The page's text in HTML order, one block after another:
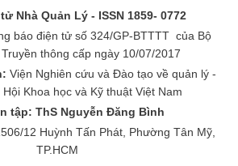
Nhà Quản Lý - ISSN 1859- 0772
báo điện tử số 324/GP-BTTTT của Bộ
thông cấp ngày 10/07/2017
Viện Nghiên cứu và Đào tạo về quản lý -
Khoa học và Kỹ thuật Việt Nam
tập: ThS Nguyễn Đăng Bình
12 Huỳnh Tấn Phát, Phường Tân Mỹ,
TP.HCM